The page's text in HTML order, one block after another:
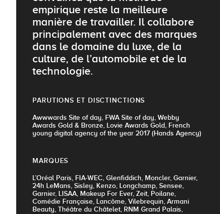
empirique reste la meilleure
manière de travailler. Il collabore
principalement avec des marques
dans le domaine du luxe, de la
culture, de l’automobile et de la
technologie.
PARUTIONS ET DISCTINCTIONS
Awwwards Site of day, FWA Site of day, Webby
Awards Gold & Bronze, Lovie Awards Gold, French
young digital agency of the year 2017 (Hands Agency)
MARQUES
L’Oréal Paris, FIA-WEC, Glenfiddich, Moncler, Garnier,
24h LeMans, Sisley, Kenzo, Longchamp, Sensee,
Garnier, LISAA, Makeup For Ever, Zeit, Poilane,
Comédie Française, Lancôme, Vilebrequin, Armani
Beauty, Théâtre du Châtelet, RNM Grand Palais,